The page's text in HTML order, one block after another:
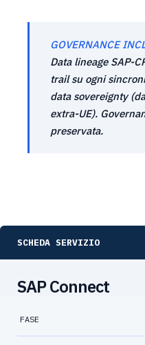
GOVERNANCE
Data lineage SAP-
trail su ogni
data sovereignty
extra-UE).
preservata.
SCHEDA SERVIZIO
SAP Connect
FASE